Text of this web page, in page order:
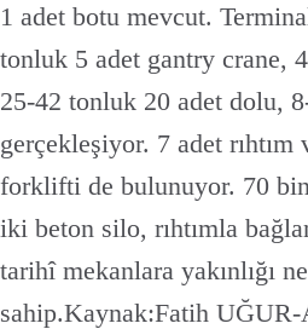
1 adet botu mevcut.
tonluk 5 adet gantry crane,
25-42 tonluk 20 adet dolu,
gerçekleşiyor. 7 adet
forklifti de bulunuyor. 70
iki beton silo, rıhtımla
tarihî mekanlara yakınlığı
sahip.Kaynak:Fatih